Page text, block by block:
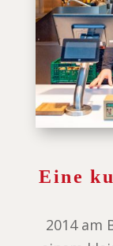
Eine
2014 am